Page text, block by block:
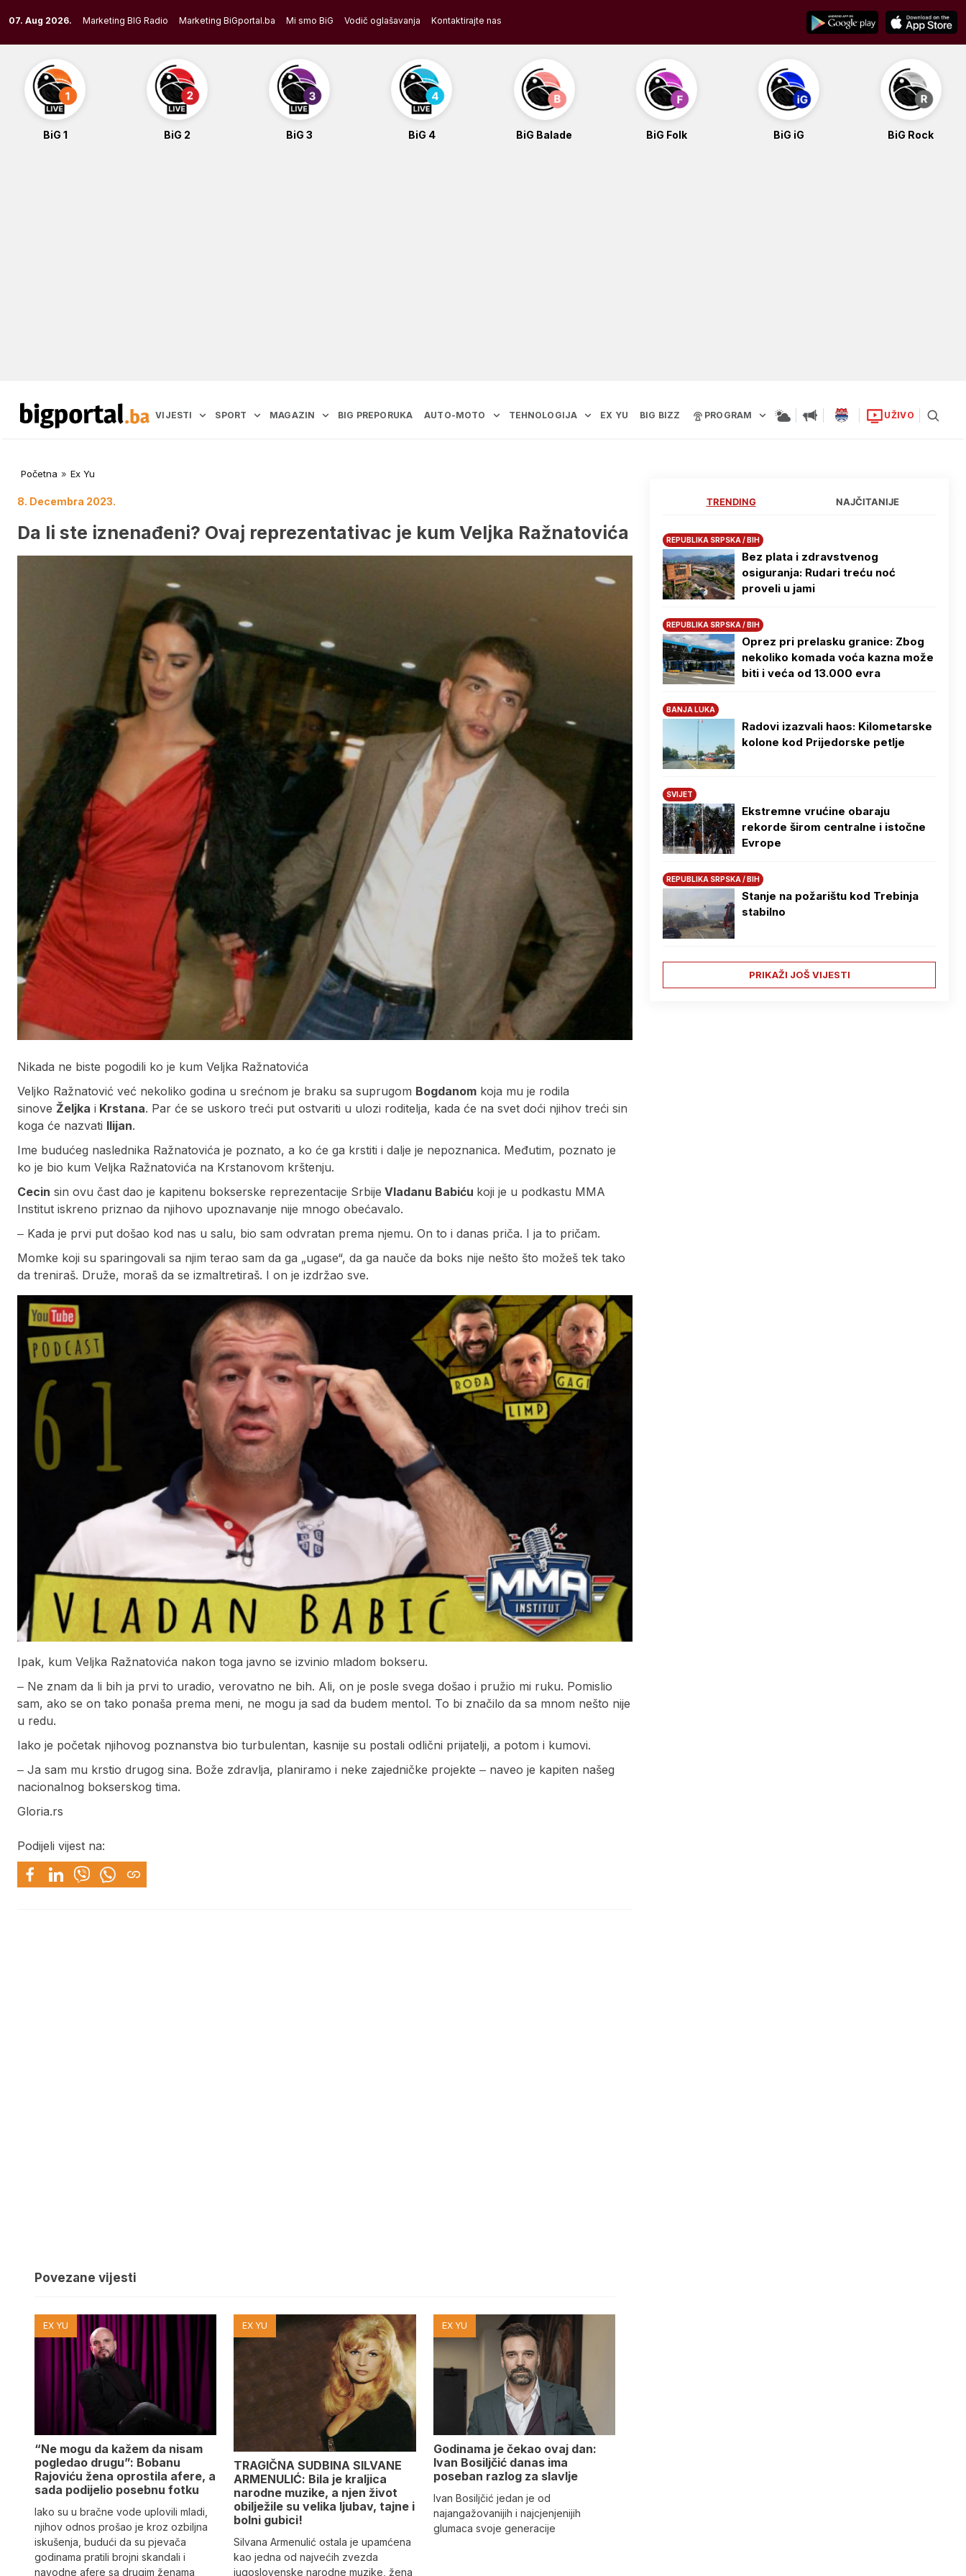
to
content
07. Aug 2026. Marketing BIG Radio Marketing BiGportal.ba Mi smo BiG Vodič oglašavanja Kontaktirajte nas
BiG 1 BiG 2 BiG 3 BiG 4 BiG Balade BiG Folk BiG iG BiG Rock
VIJESTI SPORT MAGAZIN BIG PREPORUKA AUTO-MOTO TEHNOLOGIJA EX YU BIG BIZZ PROGRAM UŽIVO
Početna » Ex Yu
8. Decembra 2023.
Da li ste iznenađeni? Ovaj reprezentativac je kum Veljka Ražnatovića
Nikada ne biste pogodili ko je kum Veljka Ražnatovića
Veljko Ražnatović već nekoliko godina u srećnom je braku sa suprugom Bogdanom koja mu je rodila
sinove Željka i Krstana. Par će se uskoro treći put ostvariti u ulozi roditelja, kada će na svet doći njihov treći sin
koga će nazvati Ilijan.
Ime budućeg naslednika Ražnatovića je poznato, a ko će ga krstiti i dalje je nepoznanica. Međutim, poznato je
ko je bio kum Veljka Ražnatovića na Krstanovom krštenju.
Cecin sin ovu čast dao je kapitenu bokserske reprezentacije Srbije Vladanu Babiću koji je u podkastu MMA
Institut iskreno priznao da njihovo upoznavanje nije mnogo obećavalo.
‒ Kada je prvi put došao kod nas u salu, bio sam odvratan prema njemu. On to i danas priča. I ja to pričam.
Momke koji su sparingovali sa njim terao sam da ga „ugase“, da ga nauče da boks nije nešto što možeš tek tako
da treniraš. Druže, moraš da se izmaltretiraš. I on je izdržao sve.
Ipak, kum Veljka Ražnatovića nakon toga javno se izvinio mladom bokseru.
‒ Ne znam da li bih ja prvi to uradio, verovatno ne bih. Ali, on je posle svega došao i pružio mi ruku. Pomislio
sam, ako se on tako ponaša prema meni, ne mogu ja sad da budem mentol. To bi značilo da sa mnom nešto nije
u redu.
Iako je početak njihovog poznanstva bio turbulentan, kasnije su postali odlični prijatelji, a potom i kumovi.
‒ Ja sam mu krstio drugog sina. Bože zdravlja, planiramo i neke zajedničke projekte ‒ naveo je kapiten našeg
nacionalnog bokserskog tima.
Gloria.rs
Podijeli vijest na:
Povezane vijesti
EX YU
“Ne mogu da kažem da nisam
pogledao drugu”: Bobanu
Rajoviću žena oprostila afere, a
sada podijelio posebnu fotku
Iako su u bračne vode uplovili mladi,
njihov odnos prošao je kroz ozbiljna
iskušenja, budući da su pjevača
godinama pratili brojni skandali i
navodne afere sa drugim ženama
EX YU
TRAGIČNA SUDBINA SILVANE
ARMENULIĆ: Bila je kraljica
narodne muzike, a njen život
obilježile su velika ljubav, tajne i
bolni gubici!
Silvana Armenulić ostala je upamćena
kao jedna od najvećih zvezda
jugoslovenske narodne muzike, žena
EX YU
Godinama je čekao ovaj dan:
Ivan Bosiljčić danas ima
poseban razlog za slavlje
Ivan Bosiljčić jedan je od
najangažovanijih i najcjenjenijih
glumaca svoje generacije
TRENDING NAJČITANIJE
REPUBLIKA SRPSKA / BIH
Bez plata i zdravstvenog
osiguranja: Rudari treću noć
proveli u jami
REPUBLIKA SRPSKA / BIH
Oprez pri prelasku granice: Zbog
nekoliko komada voća kazna može
biti i veća od 13.000 evra
BANJA LUKA
Radovi izazvali haos: Kilometarske
kolone kod Prijedorske petlje
SVIJET
Ekstremne vrućine obaraju
rekorde širom centralne i istočne
Evrope
REPUBLIKA SRPSKA / BIH
Stanje na požarištu kod Trebinja
stabilno
PRIKAŽI JOŠ VIJESTI